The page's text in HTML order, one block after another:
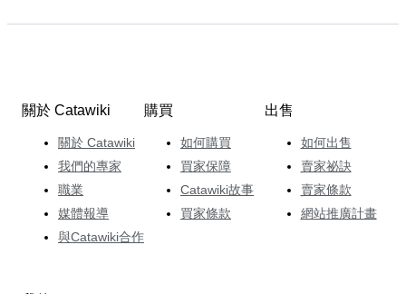
關於 Catawiki
關於 Catawiki
我們的專家
職業
媒體報導
與Catawiki合作
購買
如何購買
買家保障
Catawiki故事
買家條款
出售
如何出售
賣家祕訣
賣家條款
網站推廣計畫